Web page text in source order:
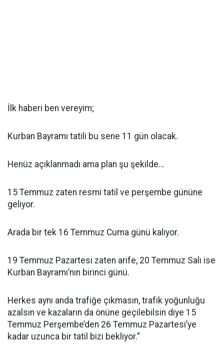
İlk haberi ben vereyim;
Kurban Bayramı tatili bu sene 11 gün olacak.
Henüz açıklanmadı ama plan şu şekilde…
15 Temmuz zaten resmi tatil ve perşembe gününe
geliyor.
Arada bir tek 16 Temmuz Cuma günü kalıyor.
19 Temmuz Pazartesi zaten arife, 20 Temmuz Salı ise
Kurban Bayramı’nın birinci günü.
Herkes aynı anda trafiğe çıkmasın, trafik yoğunluğu
azalsın ve kazaların da önüne geçilebilsin diye 15
Temmuz Perşembe’den 26 Temmuz Pazartesi’ye
kadar uzunca bir tatil bizi bekliyor.”